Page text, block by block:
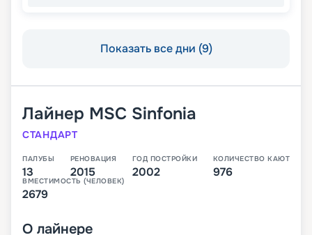
Показать все дни (9)
Лайнер MSC Sinfonia
СТАНДАРТ
ПАЛУБЫ
13
РЕНОВАЦИЯ
2015
ГОД ПОСТРОЙКИ
2002
КОЛИЧЕСТВО КАЮТ
976
ВМЕСТИМОСТЬ (ЧЕЛОВЕК)
2679
О лайнере